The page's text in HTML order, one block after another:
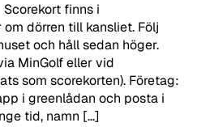
finns i
dörren till kansliet. Följ
och håll sedan höger.
MinGolf eller vid
som scorekorten). Företag:
i greenlådan och posta i
tid, namn […]